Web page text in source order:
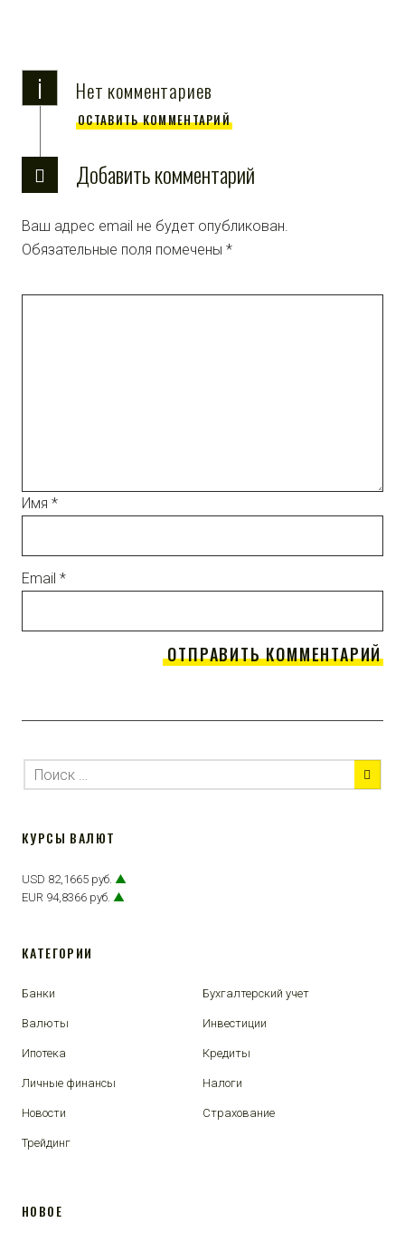
i Нет комментариев
ОСТАВИТЬ КОММЕНТАРИЙ
Добавить комментарий
Ваш адрес email не будет опубликован.
Обязательные поля помечены *
Имя *
Email *
КУРСЫ ВАЛЮТ
USD 82,1665 руб. ▲
EUR 94,8366 руб. ▲
КАТЕГОРИИ
Банки Бухгалтерский учет
Валюты Инвестиции
Ипотека Кредиты
Личные финансы Налоги
Новости Страхование
Трейдинг
НОВОЕ